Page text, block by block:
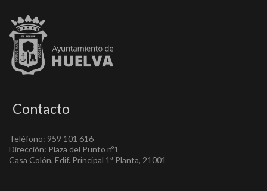
Contacto
Teléfono: 959 101 616
Dirección: Plaza del Punto nº1
Casa Colón, Edif. Principal 1ª Planta, 21001